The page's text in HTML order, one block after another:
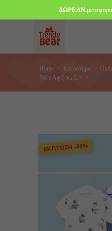
Home> Κατάστημα>
Νέες Αφίξεις, Σετ > Mayoral
ΕΚΠΤΩΣΗ -39%
ΔΩΡΕΑΝ